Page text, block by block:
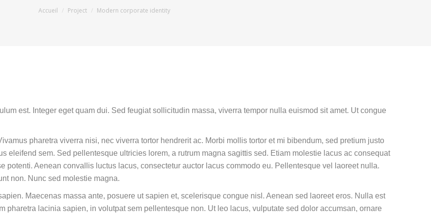
Vous êtes ici :
Accueil Project Modern corporate identity
est. Integer eget quam dui. Sed feugiat sollicitudin massa, viverra tempor nulla euismod sit amet. Ut congue
pharetra viverra nisi, nec viverra tortor hendrerit ac. Morbi mollis tortor et mi bibendum, sed pretium justo
eleifend sem. Sed pellentesque ultricies lorem, a rutrum magna sagittis sed. Etiam molestie lacus ac consequat
potenti. Aenean convallis luctus lacus, consectetur auctor lacus commodo eu. Pellentesque vel laoreet nulla.
non. Nunc sed molestie magna.
Maecenas massa ante, posuere ut sapien et, scelerisque congue nisl. Aenean sed laoreet eros. Nulla est
pharetra lacinia sapien, in volutpat sem pellentesque non. Ut leo lacus, vulputate sed dolor accumsan, ornare